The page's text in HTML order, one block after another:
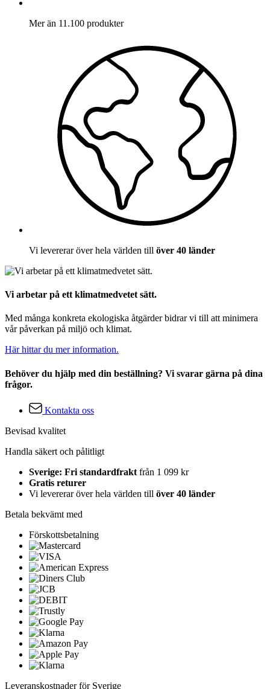
Mer än 11.100 produkter
Vi levererar över hela världen till över 40 länder
Vi arbetar på ett klimatmedvetet sätt.
Med många konkreta ekologiska åtgärder bidrar vi till att minimera
vår påverkan på miljö och klimat.
Här hittar du mer information.
Behöver du hjälp med din beställning? Vi svarar gärna på dina
frågor.
Kontakta oss
Bevisad kvalitet
Handla säkert och pålitligt
Sverige: Fri standardfrakt från 1 099 kr
Gratis returer
Vi levererar över hela världen till över 40 länder
Betala bekvämt med
Förskottsbetalning
Leveranskostnader för Sverige